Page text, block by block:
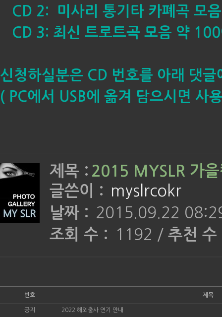
CD 2: 미사리 통기타 카폐곡 모
CD 3: 최신 트로트곡 모음 약
신청하실분은 CD 번호를 아래 댓글
( PC에서 USB에 옮겨 담으시면 사
제목 : 2015 MYSLR 가
글쓴이 : myslrcokr
날짜 : 2015.09.22
조회 수 :
1192 / 추천
번호 제목
공지 2022 해외출사 연기 안내